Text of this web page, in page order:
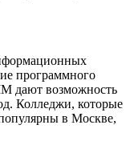
программного
дают возможность
Колледжи, которые
в Москве,